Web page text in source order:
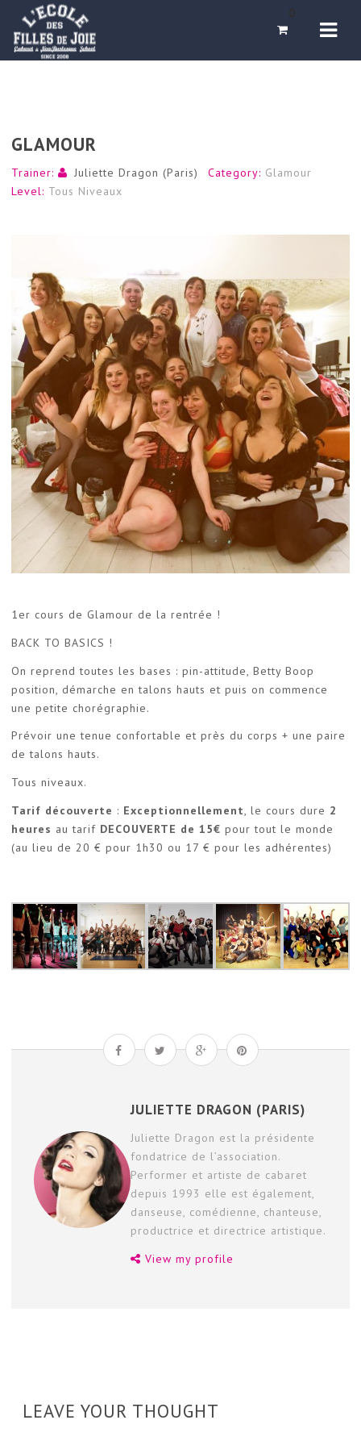
0
GLAMOUR
Trainer: Juliette Dragon (Paris) Category: Glamour
Level: Tous Niveaux
1er cours de Glamour de la rentrée !
BACK TO BASICS !
On reprend toutes les bases : pin-attitude, Betty Boop
position, démarche en talons hauts et puis on commence
une petite chorégraphie.
Prévoir une tenue confortable et près du corps + une paire
de talons hauts.
Tous niveaux.
Tarif découverte : Exceptionnellement, le cours dure 2
heures au tarif DECOUVERTE de 15€ pour tout le monde
(au lieu de 20 € pour 1h30 ou 17 € pour les adhérentes)
JULIETTE DRAGON (PARIS)
Juliette Dragon est la présidente
fondatrice de l’association.
Performer et artiste de cabaret
depuis 1993 elle est également,
danseuse, comédienne, chanteuse,
productrice et directrice artistique.
View my profile
LEAVE YOUR THOUGHT